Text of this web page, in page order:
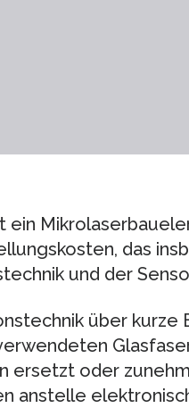
ein
das
und der
über
ersetzt oder
anstelle